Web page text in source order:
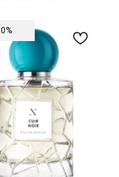
16